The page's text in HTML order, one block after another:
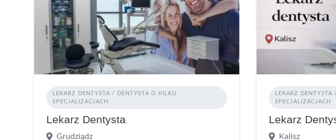
LEKARZ DENTYSTA / DENTYSTA O KILKU
SPECJALIZACJACH
Lekarz Dentysta
Grudziądz
LEKARZ
SPECJALIZACJACH
Lekarz
Kalisz